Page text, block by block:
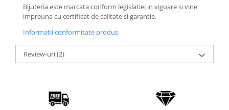
semiprețioase
Brățări din Argint cu pietre
semiprețioase
semiprețioase
BRĂȚĂRI DE PICIOR
Brățări de picior din Argint
Bijuteria este marcata conform legislatiei in vigoare si vine
impreuna cu certificat de calitate si garantie.
Informatii conformitate produs
Review-uri(2)